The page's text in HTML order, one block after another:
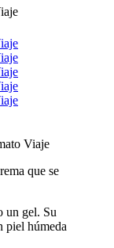
que se
un gel. Su
piel húmeda